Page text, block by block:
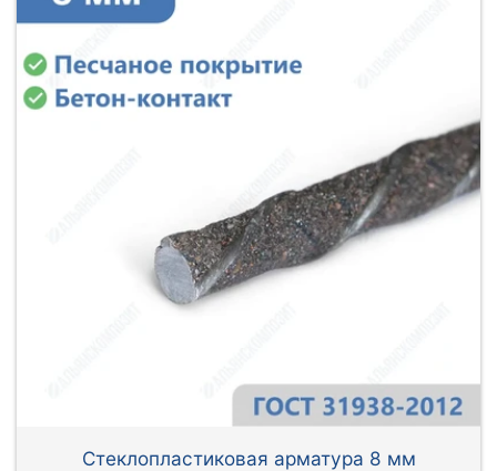
Стеклопластиковая арматура 8 мм